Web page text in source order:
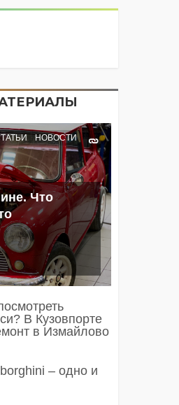
НОВОСТИ
Что
В Кузовпорте
в Измайлово
– одно и